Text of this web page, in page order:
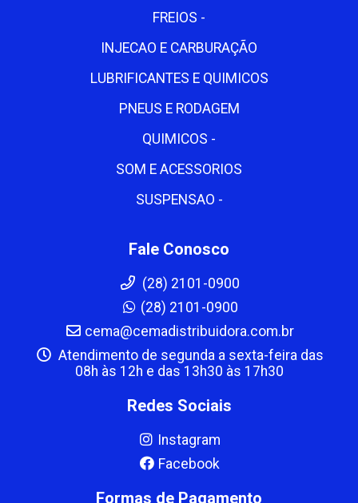
FREIOS -
INJECAO E CARBURAÇÃO
LUBRIFICANTES E QUIMICOS
PNEUS E RODAGEM
QUIMICOS -
SOM E ACESSORIOS
SUSPENSAO -
Fale Conosco
(28) 2101-0900
(28) 2101-0900
cema@cemadistribuidora.com.br
Atendimento de segunda a sexta-feira das
08h às 12h e das 13h30 às 17h30
Redes Sociais
Instagram
Facebook
Formas de Pagamento